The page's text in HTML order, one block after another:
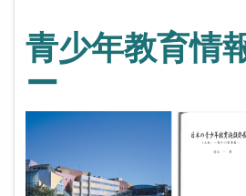
青少年教育情
ー